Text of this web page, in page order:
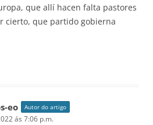
que allí hacen falta pastores
cierto, que partido gobierna
eo Autor do artigo
ás 7:06 p.m.